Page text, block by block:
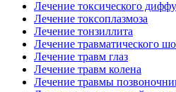
Лечение токсического
Лечение токсоплазмоза
Лечение тонзиллита
Лечение травматического
Лечение травм глаз
Лечение травм колена
Лечение травмы